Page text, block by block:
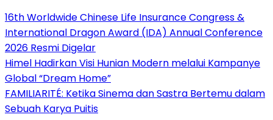
16th Worldwide Chinese Life Insurance Congress &
International Dragon Award (IDA) Annual Conference
2026 Resmi Digelar
Himel Hadirkan Visi Hunian Modern melalui Kampanye
Global “Dream Home”
FAMILIARITÉ: Ketika Sinema dan Sastra Bertemu dalam
Sebuah Karya Puitis